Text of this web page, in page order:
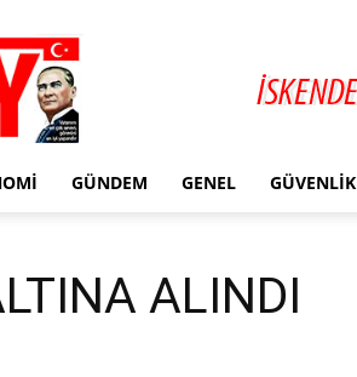
GÜNDEM GENEL GÜVENLIK
ALINDI